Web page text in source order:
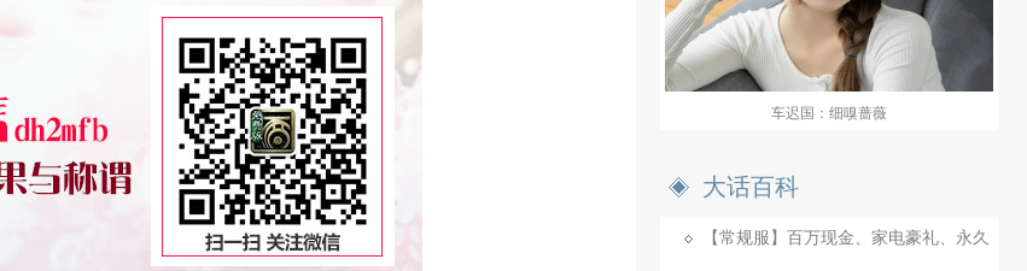
车迟国：细嗅蔷薇
大话百科
【常规服】百万现金、家电豪礼、永久